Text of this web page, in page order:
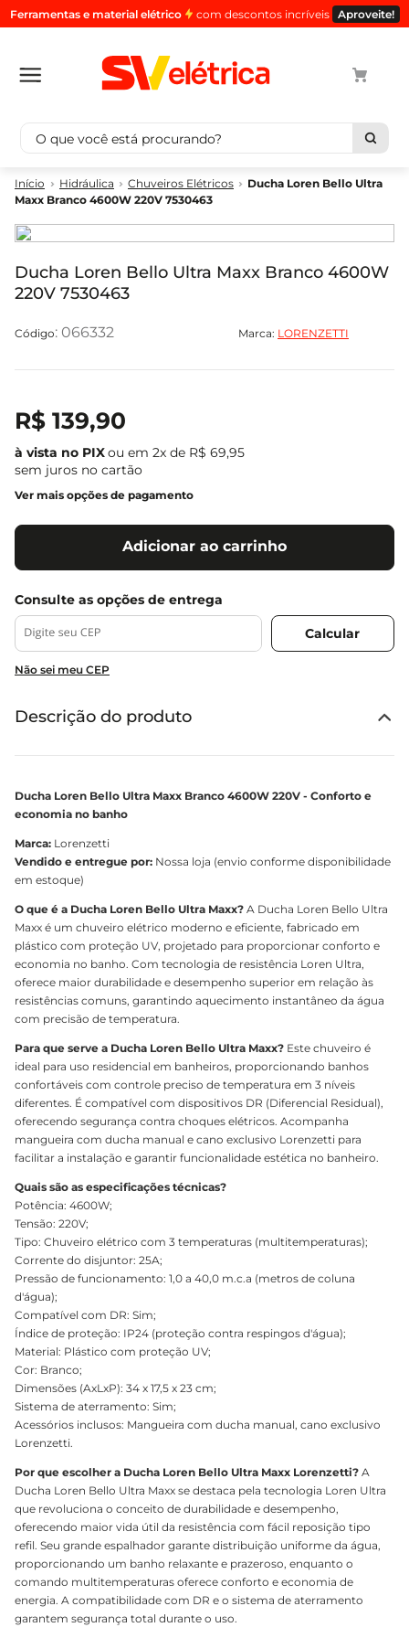
Ferramentas e material elétrico com descontos incríveis Aproveite!
O que você está procurando?
Hidráulica Chuveiros Elétricos
Ducha Loren Bello Ultra
Maxx Branco 4600W 220V 7530463
Ducha Loren Bello Ultra Maxx Branco 4600W
220V 7530463
: 066332 Marca: LORENZETTI
R$ 139,90
ou em 2x de R$ 69,95
sem juros no cartão
Ver mais opções de pagamento
Adicionar ao carrinho
Não sei meu CEP
Descrição do produto
Ducha Loren Bello Ultra Maxx Branco 4600W 220V - Conforto e
economia no banho
Marca: Lorenzetti
Vendido e entregue por: Nossa loja (envio conforme disponibilidade
em estoque)
O que é a Ducha Loren Bello Ultra Maxx? A Ducha Loren Bello Ultra
Maxx é um chuveiro elétrico moderno e eficiente, fabricado em
plástico com proteção UV, projetado para proporcionar conforto e
economia no banho. Com tecnologia de resistência Loren Ultra,
oferece maior durabilidade e desempenho superior em relação às
resistências comuns, garantindo aquecimento instantâneo da água
com precisão de temperatura.
Para que serve a Ducha Loren Bello Ultra Maxx? Este chuveiro é
ideal para uso residencial em banheiros, proporcionando banhos
confortáveis com controle preciso de temperatura em 3 níveis
diferentes. É compatível com dispositivos DR (Diferencial Residual),
oferecendo segurança contra choques elétricos. Acompanha
mangueira com ducha manual e cano exclusivo Lorenzetti para
facilitar a instalação e garantir funcionalidade estética no banheiro.
Quais são as especificações técnicas?
Potência: 4600W;
Tensão: 220V;
Tipo: Chuveiro elétrico com 3 temperaturas (multitemperaturas);
Corrente do disjuntor: 25A;
Pressão de funcionamento: 1,0 a 40,0 m.c.a (metros de coluna
d'água);
Compatível com DR: Sim;
Índice de proteção: IP24 (proteção contra respingos d'água);
Material: Plástico com proteção UV;
Cor: Branco;
Dimensões (AxLxP): 34 x 17,5 x 23 cm;
Sistema de aterramento: Sim;
Acessórios inclusos: Mangueira com ducha manual, cano exclusivo
Lorenzetti.
Por que escolher a Ducha Loren Bello Ultra Maxx Lorenzetti? A
Ducha Loren Bello Ultra Maxx se destaca pela tecnologia Loren Ultra
que revoluciona o conceito de durabilidade e desempenho,
oferecendo maior vida útil da resistência com fácil reposição tipo
refil. Seu grande espalhador garante distribuição uniforme da água,
proporcionando um banho relaxante e prazeroso, enquanto o
comando multitemperaturas oferece conforto e economia de
energia. A compatibilidade com DR e o sistema de aterramento
garantem segurança total durante o uso.
Termos mais buscados
2º
luminaria
3º
tomada
4º
4
cabo pp